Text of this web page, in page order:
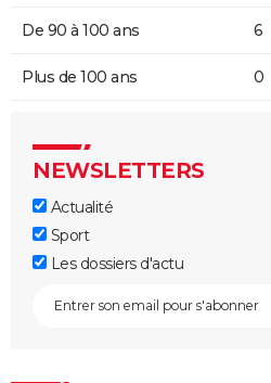
De 90 à 100 ans 6
Plus de 100 ans 0
NEWSLETTERS
Actualité
Sport
Les dossiers d'actu